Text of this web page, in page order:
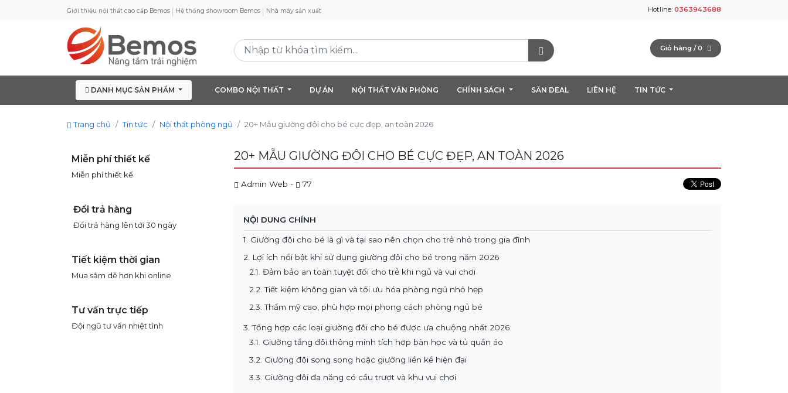
Giới thiệu nội thất cao cấp Bemos Hệ thống showroom Bemos Nhà máy sản xuất Hotline: 0363943688
Giỏ hàng /0
DANH MỤC SẢN PHẨM COMBO NỘI THẤT DỰ ÁN NỘI THẤT VĂN PHÒNG CHÍNH SÁCH SĂN DEAL LIÊN HỆ TIN TỨC
Trang chủ Tin tức Nội thất phòng ngủ 20+ Mẫu giường đôi cho bé cực đẹp, an toàn 2026
20+ MẪU GIƯỜNG ĐÔI CHO BÉ CỰC ĐẸP, AN TOÀN 2026
Admin Web - 77
NỘI DUNG CHÍNH
1. Giường đôi cho bé là gì và tại sao nên chọn cho trẻ nhỏ trong gia đình
2. Lợi ích nổi bật khi sử dụng giường đôi cho bé trong năm 2026
2.1. Đảm bảo an toàn tuyệt đối cho trẻ khi ngủ và vui chơi
2.2. Tiết kiệm không gian và tối ưu hóa phòng ngủ nhỏ hẹp
2.3. Thẩm mỹ cao, phù hợp mọi phong cách phòng ngủ bé
3. Tổng hợp các loại giường đôi cho bé được ưa chuộng nhất 2026
3.1. Giường tầng đôi thông minh tích hợp bàn học và tủ quần áo
3.2. Giường đôi song song hoặc giường liền kề hiện đại
3.3. Giường đôi đa năng có cầu trượt và khu vui chơi
Miễn phí thiết kế
Miễn phí thiết kế
Đổi trả hàng
Đổi trả hàng lên tới 30 ngày
Tiết kiệm thời gian
Mua sắm dễ hơn khi online
Tư vấn trực tiếp
Đội ngũ tư vấn nhiệt tình